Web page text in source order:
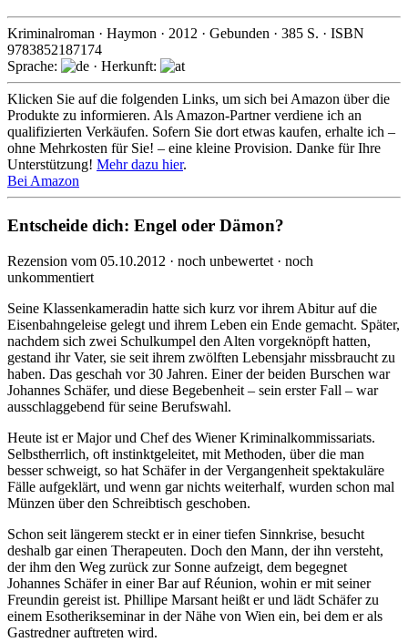
Kriminalroman · Haymon · 2012 · Gebunden · 385 S. · ISBN
9783852187174
Sprache:
· Herkunft:
Klicken Sie auf die folgenden Links, um sich bei Amazon über die
Produkte zu informieren. Als Amazon-Partner verdiene ich an
qualifizierten Verkäufen. Sofern Sie dort etwas kaufen, erhalte ich –
ohne Mehrkosten für Sie! – eine kleine Provision. Danke für Ihre
Unterstützung! Mehr dazu hier.
Bei Amazon
Entscheide dich: Engel oder Dämon?
Rezension vom 05.10.2012 · noch unbewertet · noch
unkommentiert
Seine Klassenkameradin hatte sich kurz vor ihrem Abitur auf die
Eisenbahngeleise gelegt und ihrem Leben ein Ende gemacht. Später,
nachdem sich zwei Schulkumpel den Alten vorgeknöpft hatten,
gestand ihr Vater, sie seit ihrem zwölften Lebensjahr missbraucht zu
haben. Das geschah vor 30 Jahren. Einer der beiden Burschen war
Johannes Schäfer, und diese Begebenheit – sein erster Fall – war
ausschlaggebend für seine Berufswahl.
Heute ist er Major und Chef des Wiener Kriminalkommissariats.
Selbstherrlich, oft instinktgeleitet, mit Methoden, über die man
besser schweigt, so hat Schäfer in der Vergangenheit spektakuläre
Fälle aufgeklärt, und wenn gar nichts weiterhalf, wurden schon mal
Münzen über den Schreibtisch geschoben.
Schon seit längerem steckt er in einer tiefen Sinnkrise, besucht
deshalb gar einen Therapeuten. Doch den Mann, der ihn versteht,
der ihm den Weg zurück zur Sonne aufzeigt, dem begegnet
Johannes Schäfer in einer Bar auf Réunion, wohin er mit seiner
Freundin gereist ist. Phillipe Marsant heißt er und lädt Schäfer zu
einem Esotherikseminar in der Nähe von Wien ein, bei dem er als
Gastredner auftreten wird.